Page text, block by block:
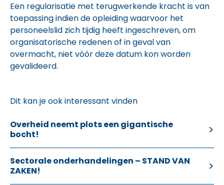
Een regularisatie met terugwerkende kracht is van
toepassing indien de opleiding waarvoor het
personeelslid zich tijdig heeft ingeschreven, om
organisatorische redenen of in geval van
overmacht, niet vóór deze datum kon worden
gevalideerd.
Dit kan je ook interessant vinden
Overheid neemt plots een gigantische
bocht!
Sectorale onderhandelingen – STAND VAN
ZAKEN!